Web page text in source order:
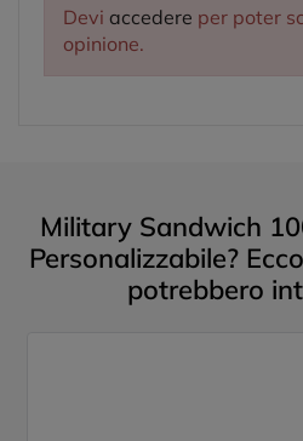
Devi accedere per poter
opinione.
Military Sandwich
Personalizzabile?
potrebbero